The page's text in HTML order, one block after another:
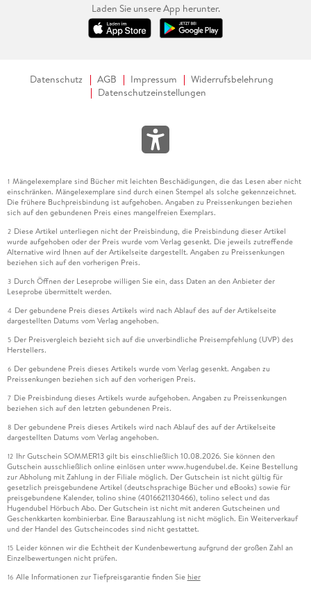
Laden Sie unsere App herunter.
Datenschutz AGB Impressum
Widerrufsbelehrung
Datenschutzeinstellungen
1 Mängelexemplare sind Bücher mit leichten Beschädigungen, die das Lesen aber nicht
einschränken. Mängelexemplare sind durch einen Stempel als solche gekennzeichnet.
Die frühere Buchpreisbindung ist aufgehoben. Angaben zu Preissenkungen beziehen
sich auf den gebundenen Preis eines mangelfreien Exemplars.
2 Diese Artikel unterliegen nicht der Preisbindung, die Preisbindung dieser Artikel
wurde aufgehoben oder der Preis wurde vom Verlag gesenkt. Die jeweils zutreffende
Alternative wird Ihnen auf der Artikelseite dargestellt. Angaben zu Preissenkungen
beziehen sich auf den vorherigen Preis.
3 Durch Öffnen der Leseprobe willigen Sie ein, dass Daten an den Anbieter der
Leseprobe übermittelt werden.
4 Der gebundene Preis dieses Artikels wird nach Ablauf des auf der Artikelseite
dargestellten Datums vom Verlag angehoben.
5 Der Preisvergleich bezieht sich auf die unverbindliche Preisempfehlung (UVP) des
Herstellers.
6 Der gebundene Preis dieses Artikels wurde vom Verlag gesenkt. Angaben zu
Preissenkungen beziehen sich auf den vorherigen Preis.
7 Die Preisbindung dieses Artikels wurde aufgehoben. Angaben zu Preissenkungen
beziehen sich auf den letzten gebundenen Preis.
8 Der gebundene Preis dieses Artikels wird nach Ablauf des auf der Artikelseite
dargestellten Datums vom Verlag angehoben.
12 Ihr Gutschein SOMMER13 gilt bis einschließlich 10.08.2026. Sie können den
Gutschein ausschließlich online einlösen unter www.hugendubel.de. Keine Bestellung
zur Abholung mit Zahlung in der Filiale möglich. Der Gutschein ist nicht gültig für
gesetzlich preisgebundene Artikel (deutschsprachige Bücher und eBooks) sowie für
preisgebundene Kalender, tolino shine (4016621130466), tolino select und das
Hugendubel Hörbuch Abo. Der Gutschein ist nicht mit anderen Gutscheinen und
Geschenkkarten kombinierbar. Eine Barauszahlung ist nicht möglich. Ein Weiterverkauf
und der Handel des Gutscheincodes sind nicht gestattet.
15 Leider können wir die Echtheit der Kundenbewertung aufgrund der großen Zahl an
Einzelbewertungen nicht prüfen.
16 Alle Informationen zur Tiefpreisgarantie finden Sie hier